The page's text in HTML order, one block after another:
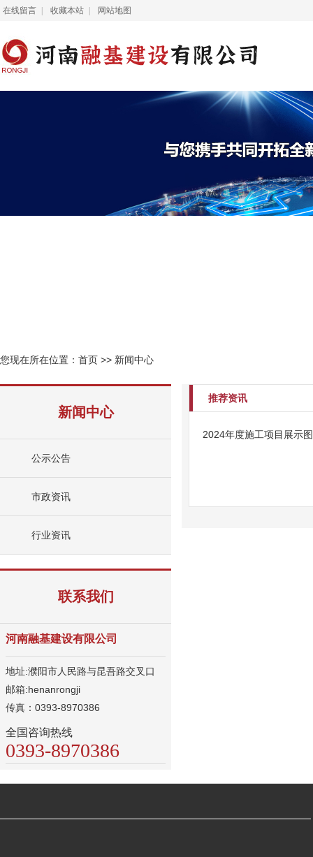
在线留言 收藏本站 网站地图
您现在所在位置： 首页 >> 新闻中心
新闻中心
公示公告
市政资讯
行业资讯
联系我们
河南融基建设有限公司
地址:濮阳市人民路与昆吾路交叉口
邮箱:henanrongji
传真：0393-8970386
全国咨询热线
0393-8970386
推荐资讯
2024年度施工项目展示